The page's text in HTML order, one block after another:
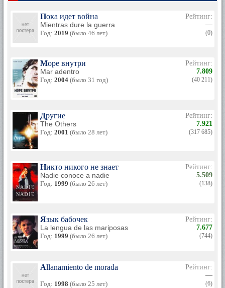
Пока идет война
Mientras dure la guerra
Год: 2019 (было 46 лет)
Рейтинг:
—
(0)
Море внутри
Mar adentro
Год: 2004 (было 31 год)
Рейтинг:
7.809
(40 211)
Другие
The Others
Год: 2001 (было 28 лет)
Рейтинг:
7.921
(317 685)
Никто никого не знает
Nadie conoce a nadie
Год: 1999 (было 26 лет)
Рейтинг:
5.509
(138)
Язык бабочек
La lengua de las mariposas
Год: 1999 (было 26 лет)
Рейтинг:
7.677
(744)
Allanamiento de morada
Год: 1998 (было 25 лет)
Рейтинг:
—
(6)